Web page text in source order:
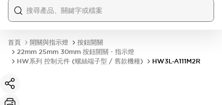
首頁 開關與指示燈
按鈕開關
22mm 25mm 30mm 按鈕開關・指示燈
HW系列 控制元件 (螺絲端子型 / 舊款機種)
HW3L-A111M2R